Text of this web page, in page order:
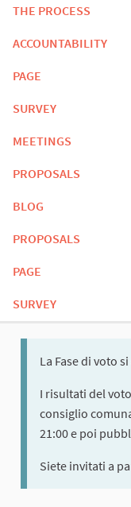
THE PROCESS
ACCOUNTABILITY
PAGE
SURVEY
MEETINGS
PROPOSALS
BLOG
PROPOSALS
PAGE
SURVEY
La Fase di voto
I risultati del
consiglio
21:00 e poi
Siete invitati a